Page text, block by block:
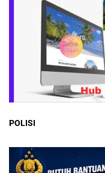
POLISI